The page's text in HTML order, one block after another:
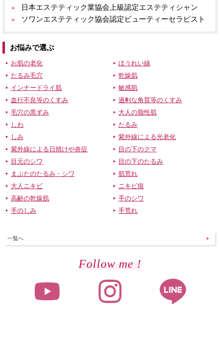
日本エステティック業協会上級認定エステティシャン
ソワンエステティック協会認定ビューティーセラピスト
お悩みで選ぶ
お肌の老化
ほうれい線
たるみ毛穴
乾燥肌
インナードライ肌
敏感肌
血行不良等のくすみ
過剰な角質等のくすみ
毛穴の黒ずみ
大人の脂性肌
しわ
たるみ
しみ
紫外線による光老化
紫外線による日焼けや炎症
目の下のクマ
目元のシワ
目の下のたるみ
まぶたのたるみ・シワ
肌荒れ
大人ニキビ
ニキビ痕
高齢の乾燥肌
手のシワ
手のしみ
手荒れ
一覧へ
Follow me !